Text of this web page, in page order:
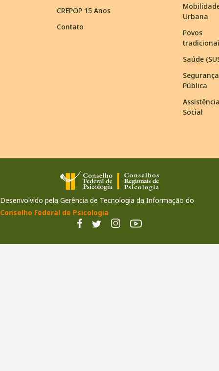
CREPOP 15 Anos
Contato
Urbana
Povos
Saúde
Segurança
Pública
Social
Desenvolvido pela Gerência de Tecnologia da Informação do
Conselho Federal de Psicologia